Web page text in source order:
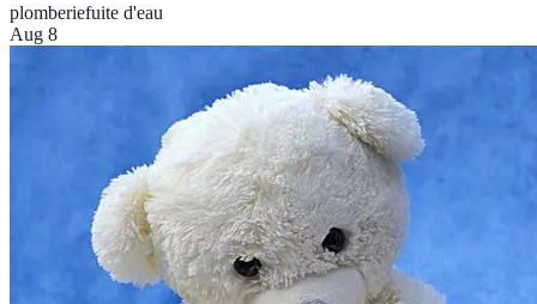
plomberiefuite d'eau
Aug 8